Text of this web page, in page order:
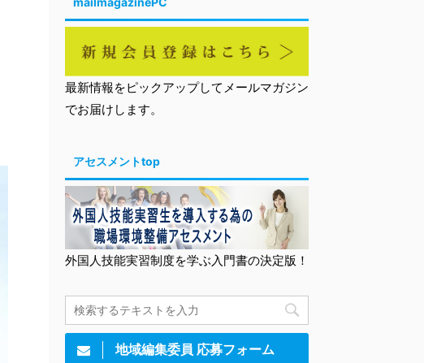
最新情報をピックアップしてメールマガジン
でお届けします。
アセスメントtop
外国人技能実習制度を学ぶ入門書の決定版！
地域編集委員 応募フォーム